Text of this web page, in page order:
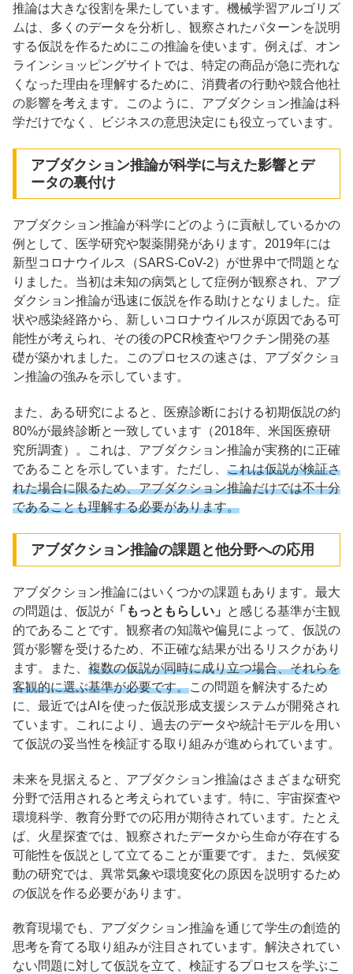
推論は大きな役割を果たしています。機械学習アルゴリズ
ムは、多くのデータを分析し、観察されたパターンを説明
する仮説を作るためにこの推論を使います。例えば、オン
ラインショッピングサイトでは、特定の商品が急に売れな
くなった理由を理解するために、消費者の行動や競合他社
の影響を考えます。このように、アブダクション推論は科
学だけでなく、ビジネスの意思決定にも役立っています。
アブダクション推論が科学に与えた影響とデ
ータの裏付け
アブダクション推論が科学にどのように貢献しているかの
例として、医学研究や製薬開発があります。2019年には
新型コロナウイルス（SARS-CoV-2）が世界中で問題とな
りました。当初は未知の病気として症例が観察され、アブ
ダクション推論が迅速に仮説を作る助けとなりました。症
状や感染経路から、新しいコロナウイルスが原因である可
能性が考えられ、その後のPCR検査やワクチン開発の基
礎が築かれました。このプロセスの速さは、アブダクショ
ン推論の強みを示しています。
また、ある研究によると、医療診断における初期仮説の約
80%が最終診断と一致しています（2018年、米国医療研
究所調査）。これは、アブダクション推論が実務的に正確
であることを示しています。ただし、 これは仮説が検証さ
れた場合に限るため、アブダクション推論だけでは不十分
であることも理解する必要があります。
アブダクション推論の課題と他分野への応用
アブダクション推論にはいくつかの課題もあります。最大
の問題は、仮説が 「もっともらしい」
と感じる基準が主観
的であることです。観察者の知識や偏見によって、仮説の
質が影響を受けるため、不正確な結果が出るリスクがあり
ます。また、 複数の仮説が同時に成り立つ場合、それらを
客観的に選ぶ基準が必要です。この問題を解決するため
に、最近ではAIを使った仮説形成支援システムが開発され
ています。これにより、過去のデータや統計モデルを用い
て仮説の妥当性を検証する取り組みが進められています。
未来を見据えると、アブダクション推論はさまざまな研究
分野で活用されると考えられています。特に、宇宙探査や
環境科学、教育分野での応用が期待されています。たとえ
ば、火星探査では、観察されたデータから生命が存在する
可能性を仮説として立てることが重要です。また、気候変
動の研究では、異常気象や環境変化の原因を説明するため
の仮説を作る必要があります。
教育現場でも、アブダクション推論を通じて学生の創造的
思考を育てる取り組みが注目されています。解決されてい
ない問題に対して仮説を立て、検証するプロセスを学ぶこ